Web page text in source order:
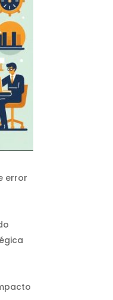
error